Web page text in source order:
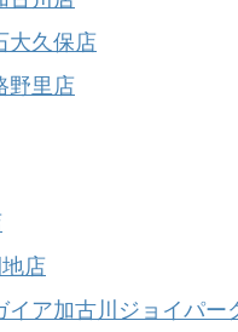
大久保店
野里店
店
イア加古川ジョイパー